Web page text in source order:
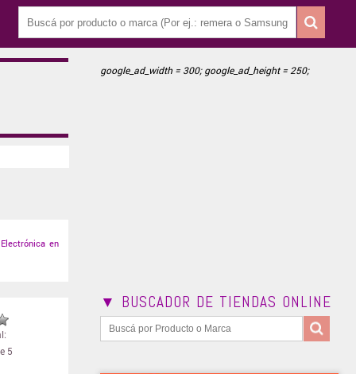
en
5
google_ad_width = 300; google_ad_height = 250;
▼ BUSCADOR DE TIENDAS ONLINE